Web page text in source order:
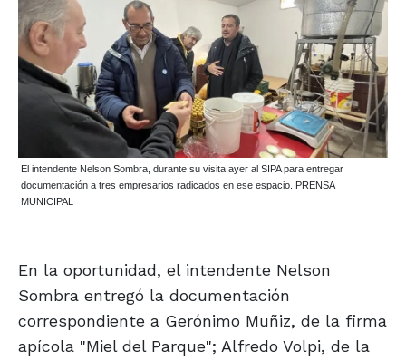
El intendente Nelson Sombra, durante su visita ayer al SIPA para entregar
documentación a tres empresarios radicados en ese espacio. PRENSA
MUNICIPAL
En la oportunidad, el intendente Nelson
Sombra entregó la documentación
correspondiente a Gerónimo Muñiz, de la firma
apícola "Miel del Parque"; Alfredo Volpi, de la